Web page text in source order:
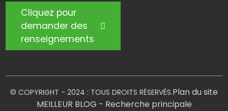
Cliquez pour
demander des
renseignements
© COPYRIGHT - 2024 : TOUS DROITS RÉSERVÉS.Plan du site
MEILLEUR BLOG - Recherche principale